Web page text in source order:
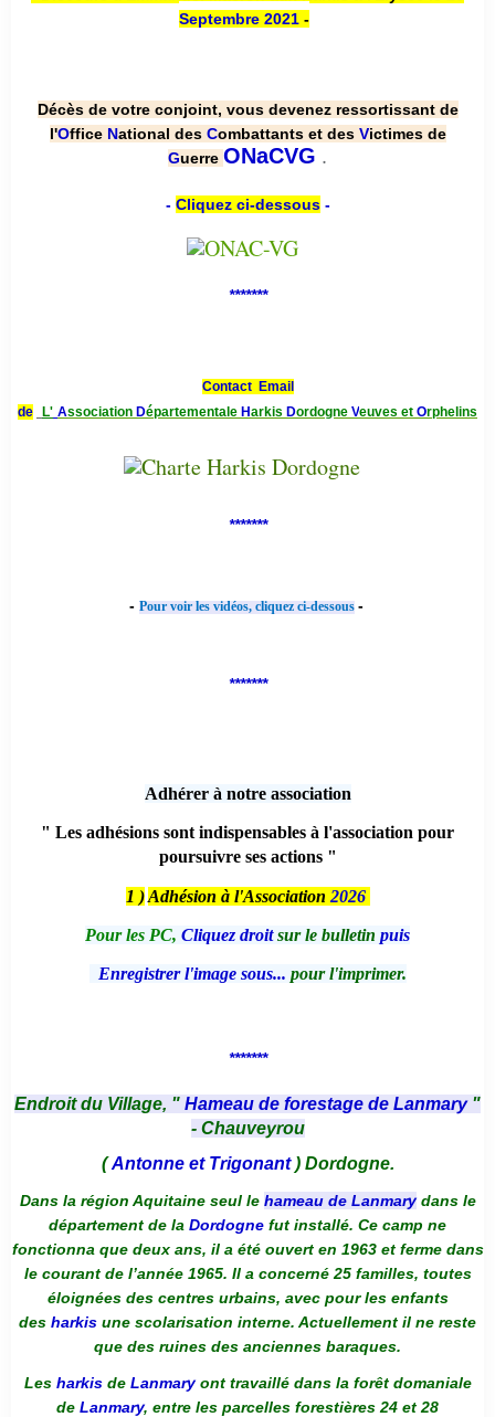
Septembre 2021 -
Décès de votre conjoint, vous devenez ressortissant de
l'Office National des Combattants et des Victimes de
Guerre ONaCVG .
- Cliquez ci-dessous-
*******
Contact Email
de
L' Association Départementale Harkis Dordogne Veuves et Orphelins
*******
- Pour voir les vidéos, cliquez ci-dessous -
*******
Adhérer à notre association
" Les adhésions sont indispensables à l'association pour
poursuivre ses actions "
1 ) Adhésion à l'Association 2026
Pour les PC, Cliquez droitsur le bulletin puis
Enregistrer l'image sous... pour l'imprimer.
*******
Endroit du Village, " Hameau de forestage de Lanmary "
- Chauveyrou
(Antonne et Trigonant) Dordogne.
Dans la région Aquitaine seul le hameau de Lanmarydans le
département de la Dordogne fut installé. Ce camp ne
fonctionna que deux ans, il a été ouvert en 1963 et ferme dans
le courant de l’année 1965. Il a concerné 25 familles, toutes
éloignées des centres urbains, avec pour les enfants
des harkis une scolarisation interne. Actuellement il ne reste
que des ruines des anciennes baraques.
Les harkis de Lanmaryont travaillé dans la forêt domaniale
de Lanmary, entre les parcelles forestières 24 et 28